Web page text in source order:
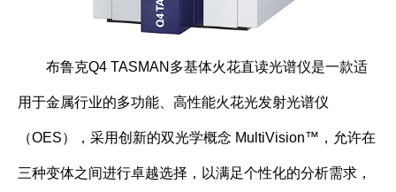
布鲁克Q4 TASMAN多基体火花直读光谱仪是一款适
用于金属行业的多功能、高性能火花光发射光谱仪
（OES），采用创新的双光学概念 MultiVision™，允许在
三种变体之间进行卓越选择，以满足个性化的分析需求，